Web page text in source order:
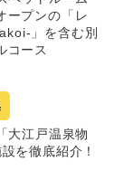
ープンの「レ
」を含む別
コース
大江戸温泉物
を徹底紹介！